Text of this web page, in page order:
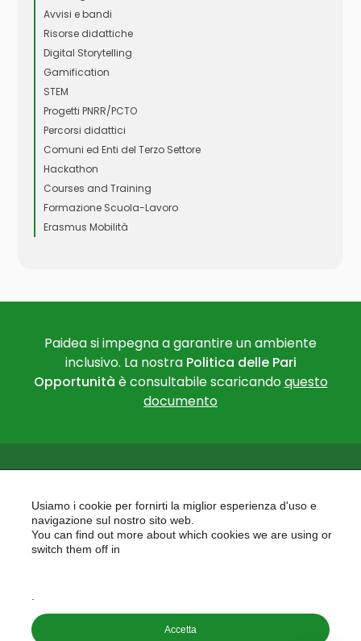
Avvisi e bandi
Risorse didattiche
Digital Storytelling
Gamification
STEM
Progetti PNRR/PCTO
Percorsi didattici
Comuni ed Enti del Terzo Settore
Hackathon
Courses and Training
Formazione Scuola-Lavoro
Erasmus Mobilità
Paidea si impegna a garantire un ambiente
inclusivo. La nostra Politica delle Pari
Opportunità è consultabile scaricandoquesto
documento
PAIDEA
Usiamo i cookie per fornirti la miglior esperienza d'uso e
navigazione sul nostro sito web.
You can find out more about which cookies we are using or
switch them off in
Accetta